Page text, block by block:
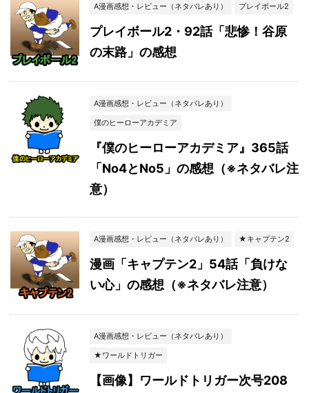
A漫画感想・レビュー（ネタバレあり） プレイボール2
プレイボール2・92話「悲惨！谷原
の末路」の感想
A漫画感想・レビュー（ネタバレあり）
僕のヒーローアカデミア
『僕のヒーローアカデミア』365話
「No4とNo5」の感想（※ネタバレ注
意）
A漫画感想・レビュー（ネタバレあり） ★キャプテン2
漫画「キャプテン2」54話「負けな
い心」の感想（※ネタバレ注意）
A漫画感想・レビュー（ネタバレあり）
★ワールドトリガー
【画像】ワールドトリガー次号208